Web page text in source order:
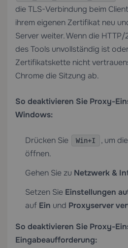
die TLS-Verbindung beim
ihrem eigenen Zertifikat neu
Server weiter. Wenn die
des Tools unvollständig ist
Zertifikatskette nicht
Chrome die Sitzung ab.
So deaktivieren Sie Proxy-
Windows:
Drücken Sie Win+I
, um
öffnen.
Gehen Sie zu Netzwerk &
Setzen Sie Einstellungen
auf Ein und Proxyserver
So deaktivieren Sie Proxy-
Eingabeaufforderung: